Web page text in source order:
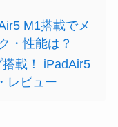
M1搭載でメ
・性能は？
搭載！ iPadAir5
レビュー